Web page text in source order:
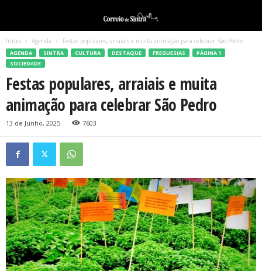
Início Agenda Festas populares, arraiais e muita animação para celebrar São Pedro
AGENDA SINTRA CULTURA DESTAQUE FREGUESIAS
PÁGINA 1
SOCIEDADE
Festas populares, arraiais e muita
animação para celebrar São Pedro
13 de Junho, 2025 7603